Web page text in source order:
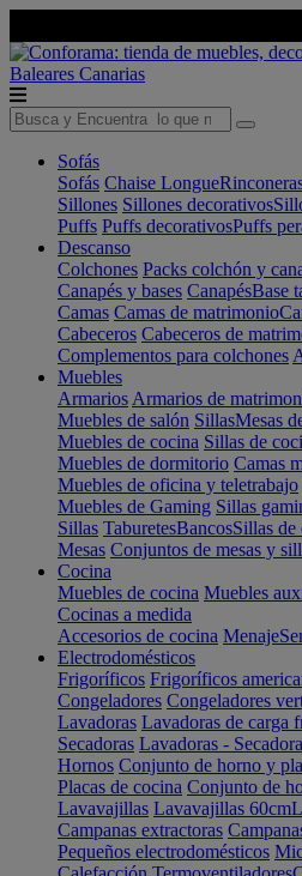
Baleares Canarias
Sofás
Sofás Chaise Longue
Sillones Sillones decorativos
Puffs Puffs decorativosPuffs
Descanso
Colchones Packs colchón y
Canapés y bases CanapésBase
Camas Camas de matrimonio
Cabeceros Cabeceros de
Complementos para colchones
Muebles
Armarios Armarios de
Muebles de salón SillasMesas
Muebles de cocina Sillas de
Muebles de dormitorio Camas
Muebles de oficina y teletrabajo
Muebles de Gaming Sillas
Sillas TaburetesBancosSillas de
Mesas Conjuntos de mesas y
Cocina
Muebles de cocina Muebles
Cocinas a medida
Accesorios de cocina Menaje
Electrodomésticos
Frigoríficos Frigoríficos
Congeladores Congeladores
Lavadoras Lavadoras de carga
Secadoras Lavadoras -
Hornos Conjunto de horno y
Placas de cocina Conjunto de
Lavavajillas Lavavajillas 60cm
Campanas extractoras
Pequeños electrodomésticos